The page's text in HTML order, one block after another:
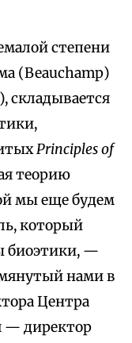
степени
(Beauchamp)
складывается
Principles of
теорию
мы еще будем
который
биоэтики, —
нами в
Центра
— директор